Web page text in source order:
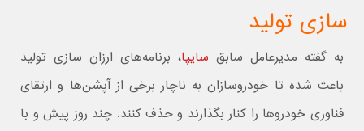
سازی تولید
به گفته مدیرعامل سابق سایپا، برنامه‌های ارزان سازی تولید
باعث شده تا خودروسازان به ناچار برخی از آپشن‌ها و ارتقای
فناوری خودروها را کنار بگذارند و حذف کنند. چند روز پیش و با